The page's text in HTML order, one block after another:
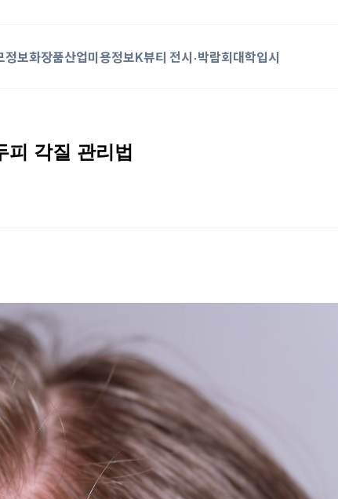
정보화장품산업미용정보K뷰티 전시·박람회대학입시
피 각질 관리법